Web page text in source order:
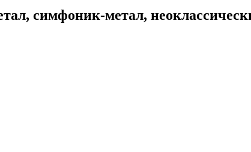
симфоник-метал,